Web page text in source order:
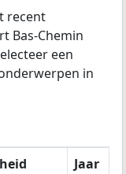
recent
Bas-Chemin
een
in
Jaar